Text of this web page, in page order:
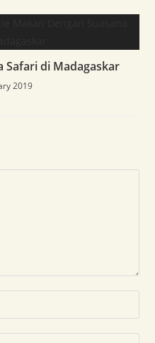
Safari di Madagaskar
2019